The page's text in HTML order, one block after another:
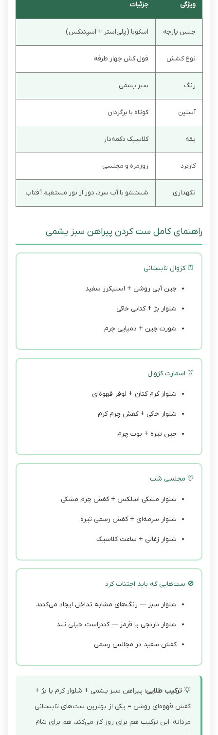
ویژگی جزئیات
جنس پارچه اسکوبا (پلی‌استر + اسپندکس)
نوع کشش فول کش چهار طرفه
رنگ سبز یشمی
آستین کوتاه با برگردان
یقه کلاسیک دکمه‌دار
کاربرد روزمره و مجلسی
نگهداری شستشو با آب سرد، دور از نور مستقیم آفتاب
راهنمای کامل ست کردن پیراهن سبز یشمی
👖 کژوال تابستانی
جین آبی روشن + اسنیکرز سفید
شلوار بژ + کتانی خاکی
شورت جین + دمپایی چرم
👔 اسمارت کژوال
شلوار کرم کتان + لوفر قهوه‌ای
شلوار خاکی + کفش چرم کرم
جین تیره + بوت چرم
🎊 مجلسی شب
شلوار مشکی اسلکس + کفش چرم مشکی
شلوار سرمه‌ای + کفش رسمی تیره
شلوار زغالی + ساعت کلاسیک
🚫 ست‌هایی که باید اجتناب کرد
شلوار سبز — رنگ‌های مشابه تداخل ایجاد می‌کنند
شلوار نارنجی یا قرمز — کنتراست خیلی تند
کفش سفید در مجالس رسمی
💡 ترکیب طلایی: پیراهن سبز یشمی + شلوار کرم یا بژ +
کفش قهوه‌ای روشن = یکی از بهترین ست‌های تابستانی
مردانه. این ترکیب هم برای روز کار می‌کند، هم برای شام